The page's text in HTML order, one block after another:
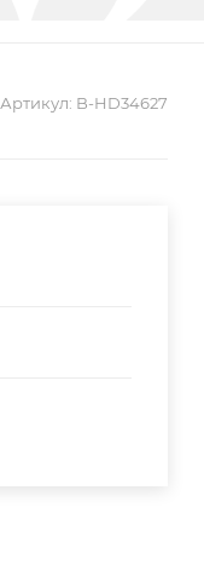
Артикул: B-HD34627